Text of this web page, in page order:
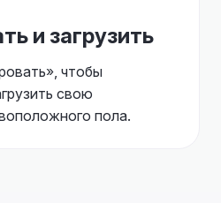
и загрузить
чтобы
свою
пола.